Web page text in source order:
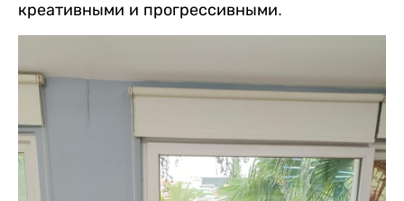
креативными и прогрессивными.